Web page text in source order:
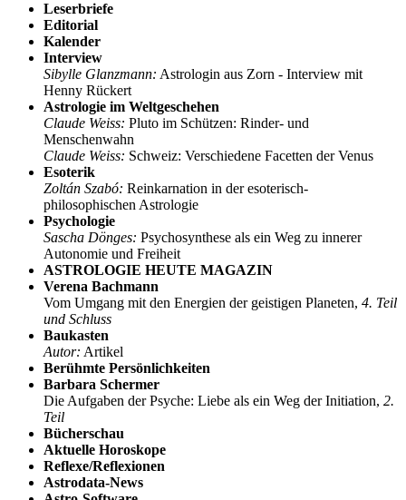
Leserbriefe
Editorial
Kalender
Interview
Sibylle Glanzmann: Astrologin aus Zorn - Interview mit
Henny Rückert
Astrologie im Weltgeschehen
Claude Weiss: Pluto im Schützen: Rinder- und
Menschenwahn
Claude Weiss: Schweiz: Verschiedene Facetten der Venus
Esoterik
Zoltán Szabó: Reinkarnation in der esoterisch-
philosophischen Astrologie
Psychologie
Sascha Dönges: Psychosynthese als ein Weg zu innerer
Autonomie und Freiheit
ASTROLOGIE HEUTE MAGAZIN
Verena Bachmann
Vom Umgang mit den Energien der geistigen Planeten, 4. Teil
und Schluss
Baukasten
Autor: Artikel
Berühmte Persönlichkeiten
Barbara Schermer
Die Aufgaben der Psyche: Liebe als ein Weg der Initiation, 2.
Teil
Bücherschau
Aktuelle Horoskope
Reflexe/Reflexionen
Astrodata-News